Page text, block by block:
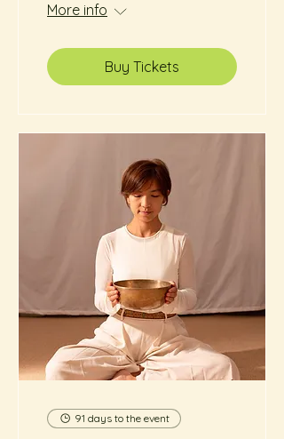
More info
Buy Tickets
91 days to the event